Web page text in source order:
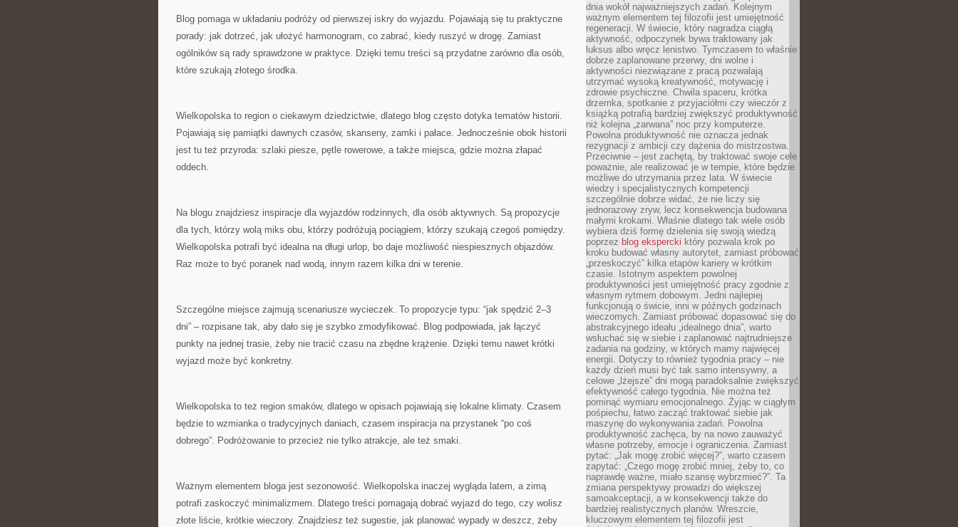
Blog pomaga w układaniu podróży od pierwszej iskry do wyjazdu. Pojawiają się tu praktyczne
porady: jak dotrzeć, jak ułożyć harmonogram, co zabrać, kiedy ruszyć w drogę. Zamiast
ogólników są rady sprawdzone w praktyce. Dzięki temu treści są przydatne zarówno dla osób,
które szukają złotego środka.
Wielkopolska to region o ciekawym dziedzictwie, dlatego blog często dotyka tematów historii.
Pojawiają się pamiątki dawnych czasów, skanseny, zamki i pałace. Jednocześnie obok historii
jest tu też przyroda: szlaki piesze, pętle rowerowe, a także miejsca, gdzie można złapać
oddech.
Na blogu znajdziesz inspiracje dla wyjazdów rodzinnych, dla osób aktywnych. Są propozycje
dla tych, którzy wolą miks obu, którzy podróżują pociągiem, którzy szukają czegoś pomiędzy.
Wielkopolska potrafi być idealna na długi urlop, bo daje możliwość niespiesznych objazdów.
Raz może to być poranek nad wodą, innym razem kilka dni w terenie.
Szczególne miejsce zajmują scenariusze wycieczek. To propozycje typu: “jak spędzić 2–3
dni” – rozpisane tak, aby dało się je szybko zmodyfikować. Blog podpowiada, jak łączyć
punkty na jednej trasie, żeby nie tracić czasu na zbędne krążenie. Dzięki temu nawet krótki
wyjazd może być konkretny.
Wielkopolska to też region smaków, dlatego w opisach pojawiają się lokalne klimaty. Czasem
będzie to wzmianka o tradycyjnych daniach, czasem inspiracja na przystanek “po coś
dobrego”. Podróżowanie to przecież nie tylko atrakcje, ale też smaki.
Ważnym elementem bloga jest sezonowość. Wielkopolska inaczej wygląda latem, a zimą
potrafi zaskoczyć minimalizmem. Dlatego treści pomagają dobrać wyjazd do tego, czy wolisz
złote liście, krótkie wieczory. Znajdziesz też sugestie, jak planować wypady w deszcz, żeby
dnia wokół najważniejszych zadań. Kolejnym
ważnym elementem tej filozofii jest umiejętność
regeneracji. W świecie, który nagradza ciągłą
aktywność, odpoczynek bywa traktowany jak
luksus albo wręcz lenistwo. Tymczasem to właśnie
dobrze zaplanowane przerwy, dni wolne i
aktywności niezwiązane z pracą pozwalają
utrzymać wysoką kreatywność, motywację i
zdrowie psychiczne. Chwila spaceru, krótka
drzemka, spotkanie z przyjaciółmi czy wieczór z
książką potrafią bardziej zwiększyć produktywność
niż kolejna „zarwana” noc przy komputerze.
Powolna produktywność nie oznacza jednak
rezygnacji z ambicji czy dążenia do mistrzostwa.
Przeciwnie – jest zachętą, by traktować swoje cele
poważnie, ale realizować je w tempie, które będzie
możliwe do utrzymania przez lata. W świecie
wiedzy i specjalistycznych kompetencji
szczególnie dobrze widać, że nie liczy się
jednorazowy zryw, lecz konsekwencja budowana
małymi krokami. Właśnie dlatego tak wiele osób
wybiera dziś formę dzielenia się swoją wiedzą
poprzez blog ekspercki który pozwala krok po
kroku budować własny autorytet, zamiast próbować
„przeskoczyć” kilka etapów kariery w krótkim
czasie. Istotnym aspektem powolnej
produktywności jest umiejętność pracy zgodnie z
własnym rytmem dobowym. Jedni najlepiej
funkcjonują o świcie, inni w późnych godzinach
wieczornych. Zamiast próbować dopasować się do
abstrakcyjnego ideału „idealnego dnia”, warto
wsłuchać się w siebie i zaplanować najtrudniejsze
zadania na godziny, w których mamy najwięcej
energii. Dotyczy to również tygodnia pracy – nie
każdy dzień musi być tak samo intensywny, a
celowe „lżejsze” dni mogą paradoksalnie zwiększyć
efektywność całego tygodnia. Nie można też
pominąć wymiaru emocjonalnego. Żyjąc w ciągłym
pośpiechu, łatwo zacząć traktować siebie jak
maszynę do wykonywania zadań. Powolna
produktywność zachęca, by na nowo zauważyć
własne potrzeby, emocje i ograniczenia. Zamiast
pytać: „Jak mogę zrobić więcej?”, warto czasem
zapytać: „Czego mogę zrobić mniej, żeby to, co
naprawdę ważne, miało szansę wybrzmieć?”. Ta
zmiana perspektywy prowadzi do większej
samoakceptacji, a w konsekwencji także do
bardziej realistycznych planów. Wreszcie,
kluczowym elementem tej filozofii jest